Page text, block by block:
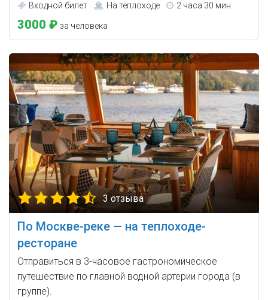
Входной билет На теплоходе 2 часа 30 мин.
3000 ₽ за человека
3 отзыва
По Москве-реке — на теплоходе-
ресторане
Отправиться в 3-часовое гастрономическое
путешествие по главной водной артерии города (в
группе).